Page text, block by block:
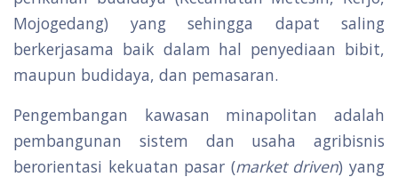
Mojogedang) yang sehingga dapat saling
berkerjasama baik dalam hal penyediaan bibit,
maupun budidaya, dan pemasaran.
Pengembangan kawasan minapolitan adalah
pembangunan sistem dan usaha agribisnis
berorientasi kekuatan pasar (market driven) yang